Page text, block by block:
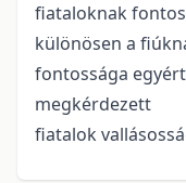
fiataloknak
különösen a
fontossága
megkérdezett
fiatalok